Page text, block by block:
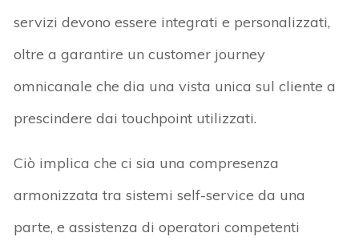
servizi devono essere integrati e personalizzati,
oltre a garantire un customer journey
omnicanale che dia una vista unica sul cliente a
prescindere dai touchpoint utilizzati.
Ciò implica che ci sia una compresenza
armonizzata tra sistemi self-service da una
parte, e assistenza di operatori competenti